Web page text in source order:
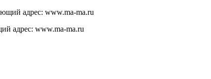
адрес: www.ma-ma.ru
адрес: www.ma-ma.ru